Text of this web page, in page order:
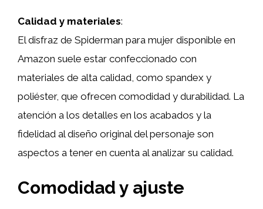
Calidad y materiales:
El disfraz de Spiderman para mujer disponible en
Amazon suele estar confeccionado con
materiales de alta calidad, como spandex y
poliéster, que ofrecen comodidad y durabilidad. La
atención a los detalles en los acabados y la
fidelidad al diseño original del personaje son
aspectos a tener en cuenta al analizar su calidad.
Comodidad y ajuste